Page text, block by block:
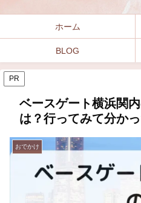
ホーム
BLOG
PR
ベースゲート横浜関
は？行ってみて分か
おでかけ